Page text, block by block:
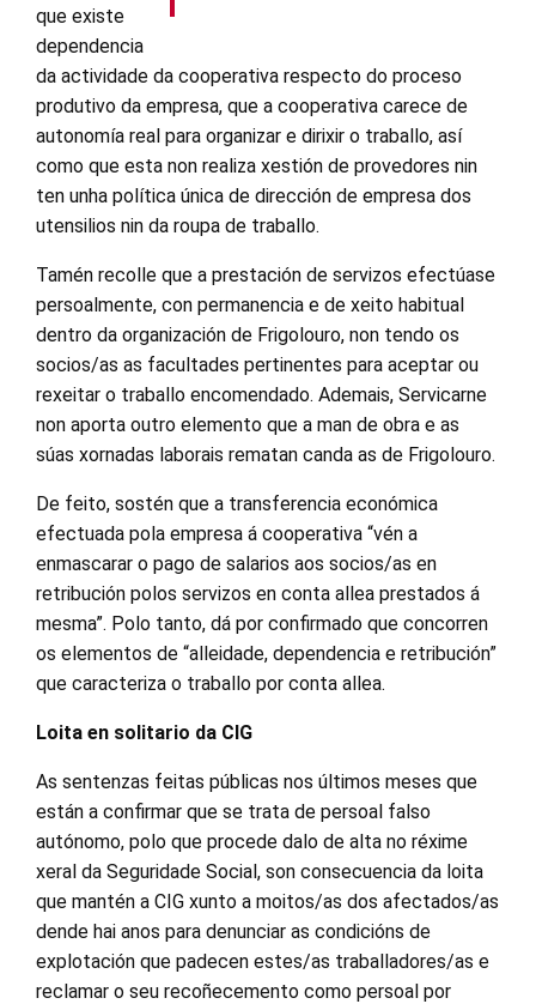
que existe
dependencia
da actividade da cooperativa respecto do proceso
produtivo da empresa, que a cooperativa carece de
autonomía real para organizar e dirixir o traballo, así
como que esta non realiza xestión de provedores nin
ten unha política única de dirección de empresa dos
utensilios nin da roupa de traballo.
Tamén recolle que a prestación de servizos efectúase
persoalmente, con permanencia e de xeito habitual
dentro da organización de Frigolouro, non tendo os
socios/as as facultades pertinentes para aceptar ou
rexeitar o traballo encomendado. Ademais, Servicarne
non aporta outro elemento que a man de obra e as
súas xornadas laborais rematan canda as de Frigolouro.
De feito, sostén que a transferencia económica
efectuada pola empresa á cooperativa “vén a
enmascarar o pago de salarios aos socios/as en
retribución polos servizos en conta allea prestados á
mesma”. Polo tanto, dá por confirmado que concorren
os elementos de “alleidade, dependencia e retribución”
que caracteriza o traballo por conta allea.
Loita en solitario da CIG
As sentenzas feitas públicas nos últimos meses que
están a confirmar que se trata de persoal falso
autónomo, polo que procede dalo de alta no réxime
xeral da Seguridade Social, son consecuencia da loita
que mantén a CIG xunto a moitos/as dos afectados/as
dende hai anos para denunciar as condicións de
explotación que padecen estes/as traballadores/as e
reclamar o seu recoñecemento como persoal por